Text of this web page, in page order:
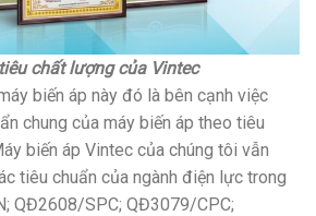
chất lượng của Vintec
biến áp này đó là bên cạnh việc
chung của máy biến áp theo tiêu
biến áp Vintec của chúng tôi vẫn
tiêu chuẩn của ngành điện lực trong
QĐ2608/SPC; QĐ3079/CPC;